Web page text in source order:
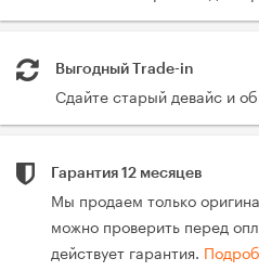
Выгодный Trade-in
Сдайте старый девайс и
Гарантия 12 месяцев
Мы продаем только
можно проверить перед
действует гарантия.